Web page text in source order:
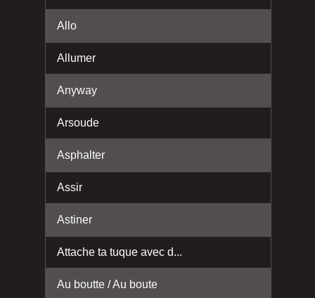
Allo
Allumer
Anyway
Arsoude
Asphalter
Assir
Astiner
Attache ta tuque avec d...
Au boutte / Au boute